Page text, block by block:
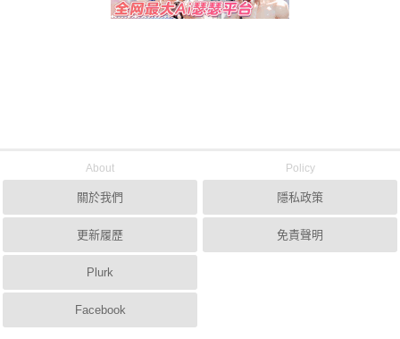
About
關於我們
更新履歷
Plurk
Facebook
Policy
隱私政策
免責聲明